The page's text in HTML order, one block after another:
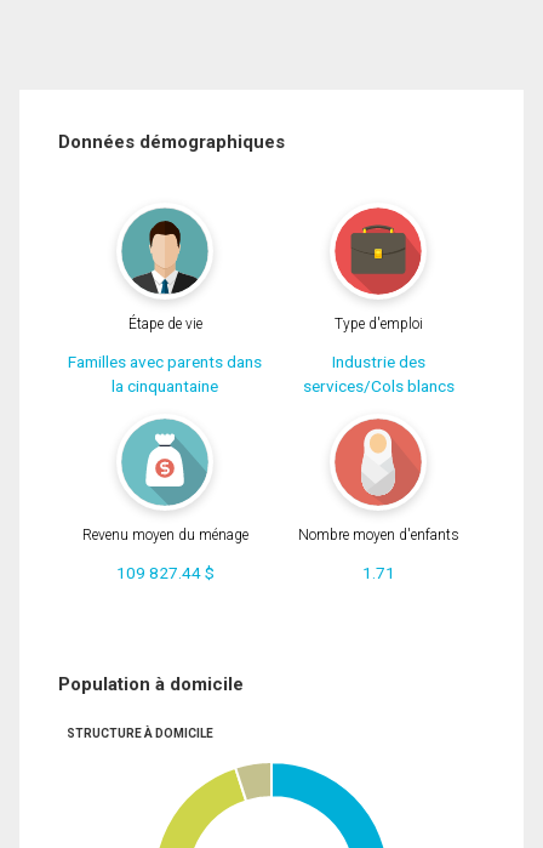
Données démographiques
Étape de vie
Familles avec parents dans
la cinquantaine
Type d'emploi
Industrie des
services/Cols blancs
Revenu moyen du ménage
109 827.44 $
Nombre moyen d'enfants
1.71
Population à domicile
STRUCTURE À DOMICILE